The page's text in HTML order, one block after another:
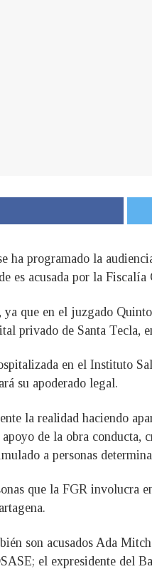
ha programado la
es acusada por la
que en el juzgado
privado de Santa Tecla,
en el Instituto
su apoderado legal.
la realidad haciendo
de la obra conducta,
a personas
que la FGR involucra
son acusados Ada
el expresidente del